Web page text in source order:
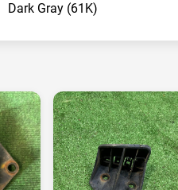
Dark Gray (61K)